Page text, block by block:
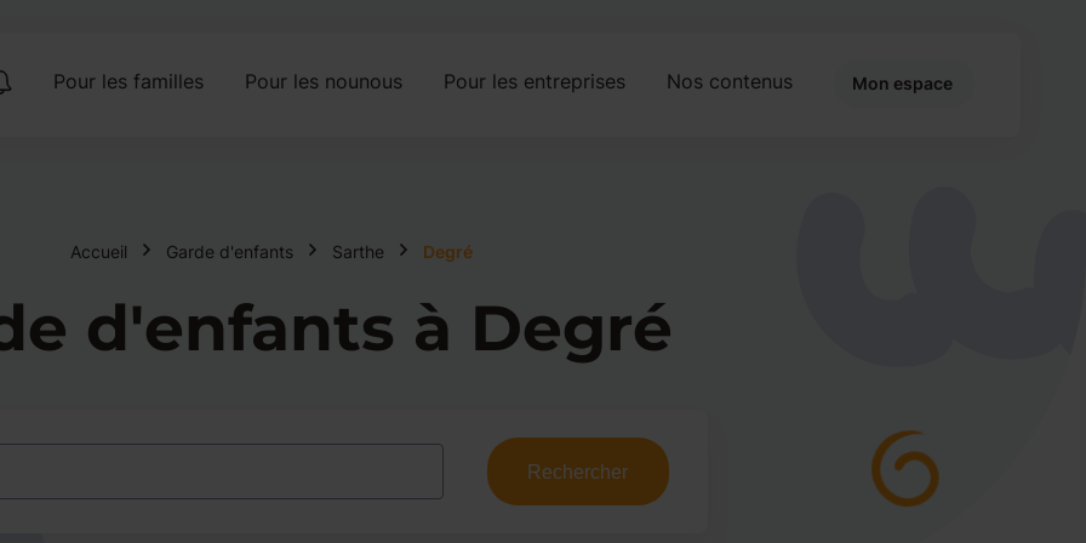
Pour les familles Pour les nounous Pour les entreprises Nos contenus Mon espace
Accueil Garde d'enfants Sarthe Degré
d'enfants à Degré
Rechercher